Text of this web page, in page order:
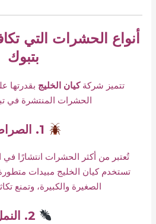
أنواع الحشرات التي
بتبوك
تتميز شركةكيان الخليج بقدرتها
الحشرات المنتشرة في
تُعتبر من أكثر الحشرات انتشارًا في
تستخدم كيان الخليج مبيدات
الصغيرة والكبيرة، وتمنع